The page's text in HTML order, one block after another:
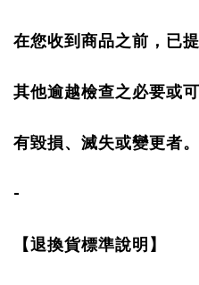
在您收到商品之前，已
其他逾越檢查之必要或
有毀損、滅失或變更者。
-
【退換貨標準說明】